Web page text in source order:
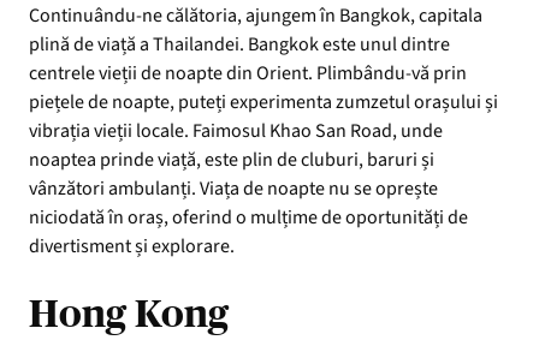
Continuându-ne călătoria, ajungem în Bangkok, capitala
plină de viață a Thailandei. Bangkok este unul dintre
centrele vieții de noapte din Orient. Plimbându-vă prin
piețele de noapte, puteți experimenta zumzetul orașului și
vibrația vieții locale. Faimosul Khao San Road, unde
noaptea prinde viață, este plin de cluburi, baruri și
vânzători ambulanți. Viața de noapte nu se oprește
niciodată în oraș, oferind o mulțime de oportunități de
divertisment și explorare.
Hong Kong